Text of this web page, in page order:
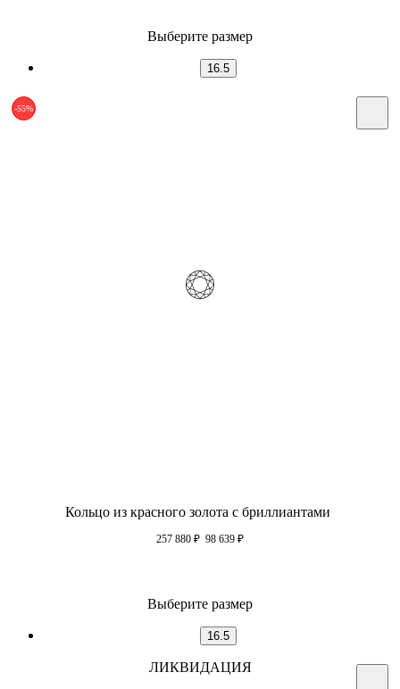
Выберите размер
16.5
-55%
Кольцо из красного золота с бриллиантами
257 880 ₽ 98 639 ₽
Выберите размер
16.5
ЛИКВИДАЦИЯ